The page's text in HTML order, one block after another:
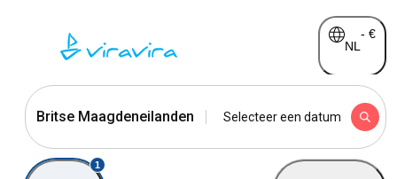
NL
- €
Britse Maagdeneilanden Selecteer een datum
1